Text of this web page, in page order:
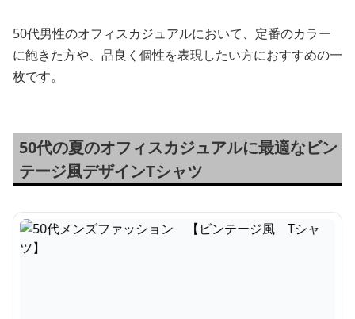
50代男性のオフィスカジュアルにおいて、定番のカラー
に飽きた方や、品良く個性を表現したい方におすすめの一
枚です。
50代の夏のオフィスカジュアルに最適なビン
テージ風デザインTシャツ